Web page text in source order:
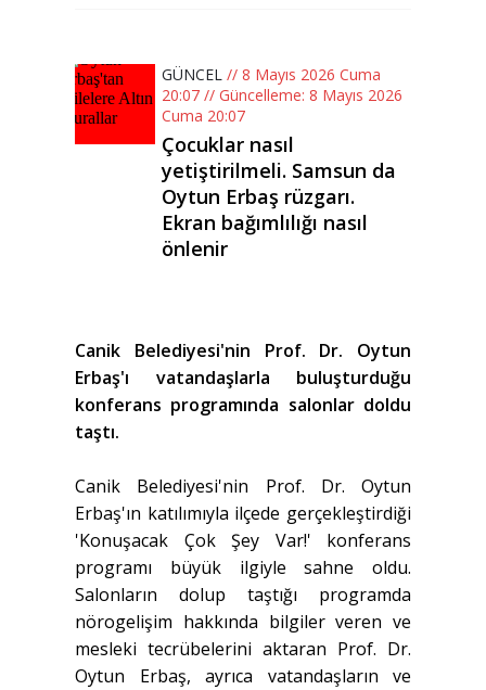
GÜNCEL // 8 Mayıs 2026 Cuma
20:07 // Güncelleme: 8 Mayıs 2026
Cuma 20:07
Çocuklar nasıl
yetiştirilmeli. Samsun da
Oytun Erbaş rüzgarı.
Ekran bağımlılığı nasıl
önlenir
Canik Belediyesi'nin Prof. Dr. Oytun
Erbaş'ı vatandaşlarla buluşturduğu
konferans programında salonlar doldu
taştı.
Canik Belediyesi'nin Prof. Dr. Oytun
Erbaş'ın katılımıyla ilçede gerçekleştirdiği
'Konuşacak Çok Şey Var!' konferans
programı büyük ilgiyle sahne oldu.
Salonların dolup taştığı programda
nörogelişim hakkında bilgiler veren ve
mesleki tecrübelerini aktaran Prof. Dr.
Oytun Erbaş, ayrıca vatandaşların ve